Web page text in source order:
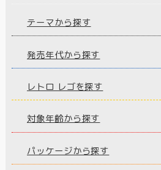
テーマから探す
発売年代から探す
レトロ レゴを探す
対象年齢から探す
パッケージから探す